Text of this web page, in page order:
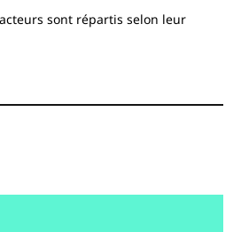
sont répartis selon leur